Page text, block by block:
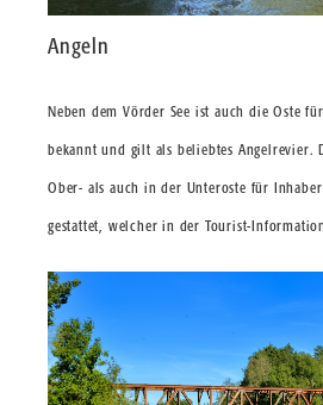
Angeln
Neben dem Vörder See ist auch die Oste
bekannt und gilt als beliebtes Angelrevier.
Ober- als auch in der Unteroste für Inhaber
gestattet, welcher in der Tourist-